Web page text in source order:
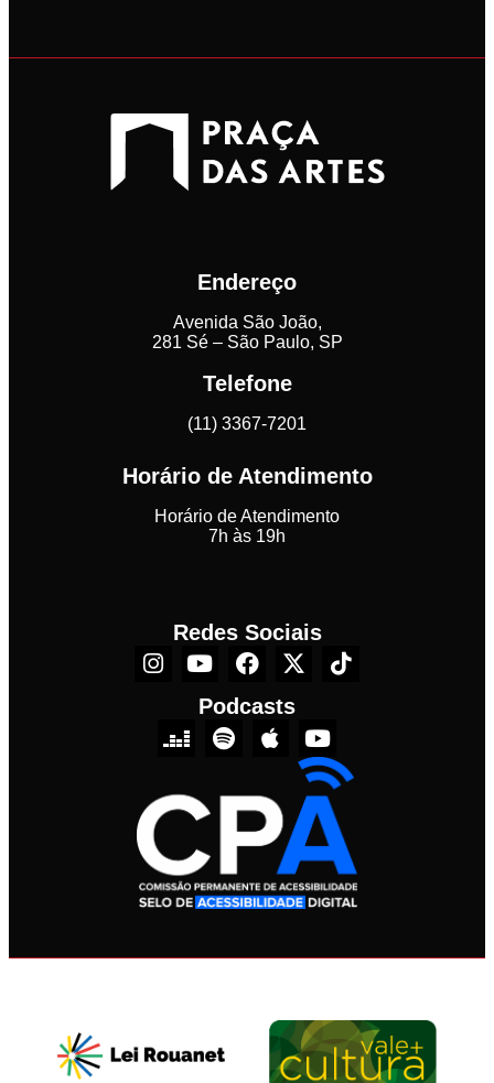
Endereço
Avenida São João,
281 Sé – São Paulo, SP
Telefone
(11) 3367-7201
Horário de Atendimento
Horário de Atendimento
7h às 19h
Redes Sociais
Podcasts